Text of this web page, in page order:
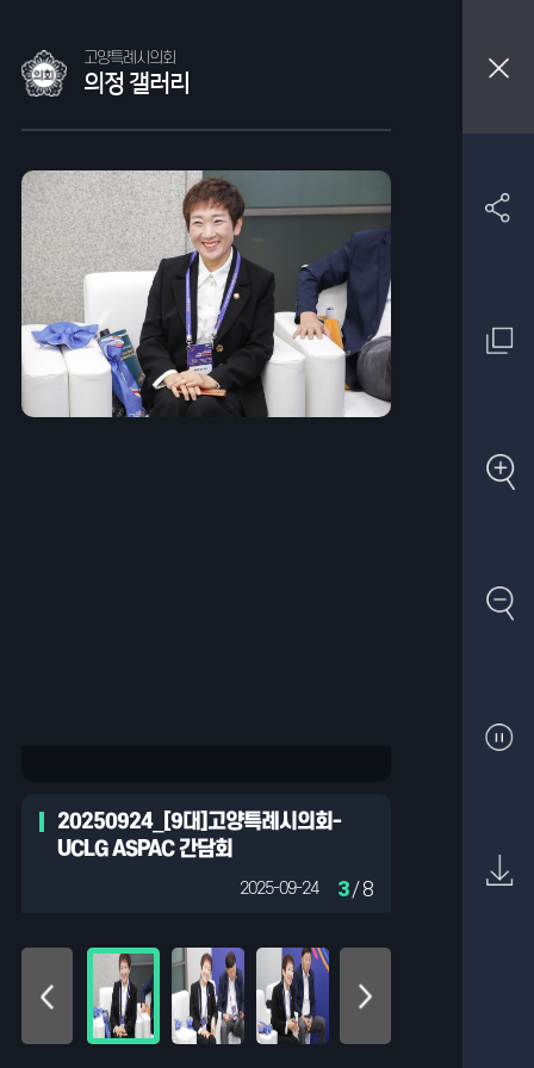
고양특례시의회
의정 갤러리
20250924_[9대]고양특례시의회-
UCLG ASPAC 간담회
2025-09-24 3/ 8